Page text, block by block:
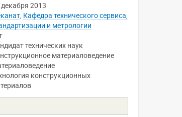
декабря 2013
, Кафедра технического сервиса,
и метрологии
технических наук
материаловедение
конструкционных